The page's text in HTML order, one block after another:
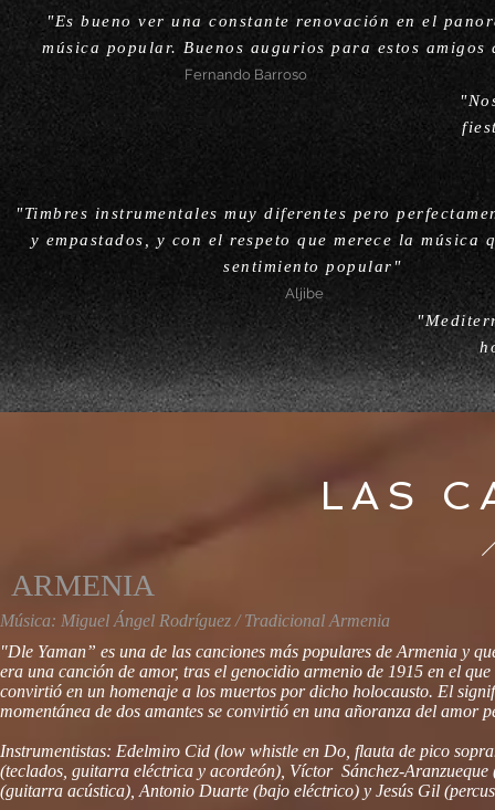
"Es bueno ver una constante renovación en el
música popular. Buenos augurios para estos amigos
Fernando Barroso
"Timbres instrumentales muy diferentes pero
y empastados, y con el respeto que merece la música
sentimiento popular"
Aljibe
LAS
ARMENIA
Música: Miguel Ángel Rodríguez / Tradicional Armenia
"Dle Yaman” es una de las canciones más populares de Armenia y
era una canción de amor, tras el genocidio armenio de 1915 en el
convirtió en un homenaje a los muertos por dicho holocausto. El
momentánea de dos amantes se convirtió en una añoranza del amor
Instrumentistas: Edelmiro Cid (low whistle en Do, flauta de pico
(teclados, guitarra eléctrica y acordeón), Víctor Sánchez-
(guitarra acústica), Antonio Duarte (bajo eléctrico) y Jesús Gil